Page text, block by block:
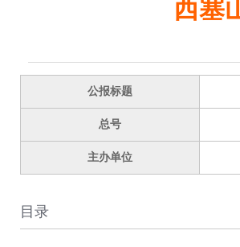
西塞
公报标题
总号
主办单位
目录